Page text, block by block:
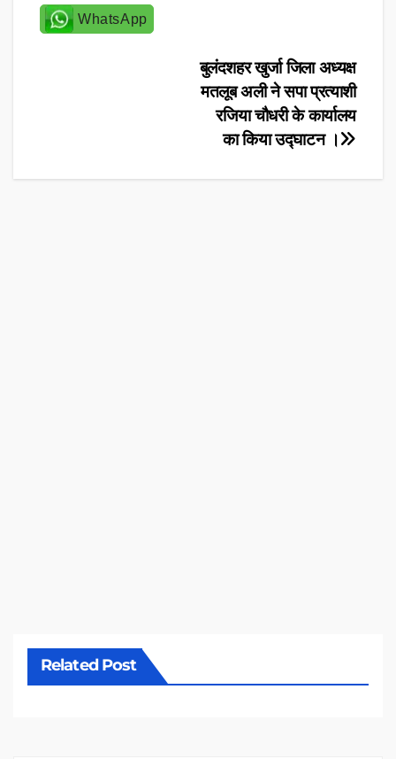
WhatsApp
बुलंदशहर खुर्जा जिला अध्यक्ष
मतलूब अली ने सपा प्रत्याशी
रजिया चौधरी के कार्यालय
का किया उद्घाटन ।
Related Post